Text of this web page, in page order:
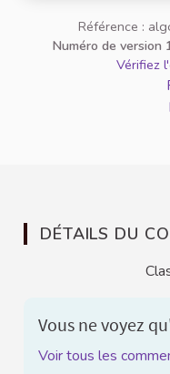
Référence :
Numéro de version
Vérifiez
DÉTAILS DU
Vous ne voyez
Voir tous les